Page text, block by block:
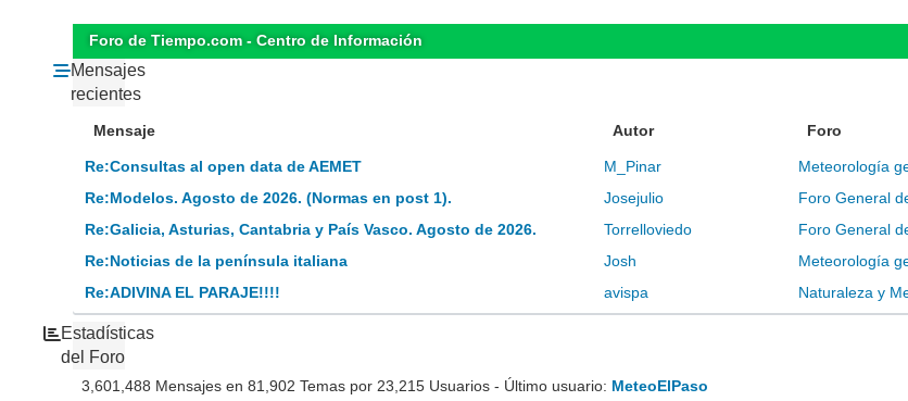
Foro de Tiempo.com - Centro de Información
Mensajes
recientes
Mensaje Autor Foro
Re:Consultas al open data de AEMET M_Pinar Meteorología
Re:Modelos. Agosto de 2026. (Normas en post 1).
Josejulio Foro General
Re:Galicia, Asturias, Cantabria y País Vasco. Agosto de 2026.
Torrelloviedo Foro General
Re:Noticias de la península italiana
Josh Meteorología
Re:ADIVINA EL PARAJE!!!!
avispa Naturaleza y
Estadísticas
del Foro
3,601,488 Mensajes en 81,902 Temas por 23,215 Usuarios - Último usuario: MeteoElPaso